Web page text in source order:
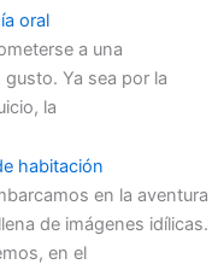
oral
a una
Ya sea por la
la
habitación
en la aventura
de imágenes idílicas.
en el